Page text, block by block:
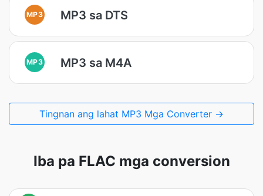
MP3 MP3 sa DTS
MP3 MP3 sa M4A
Tingnan ang lahat MP3 Mga Converter →
Iba pa FLAC mga conversion